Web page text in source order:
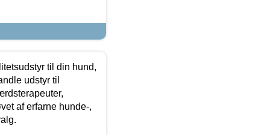
til din hund,
udstyr til
af erfarne hunde-,